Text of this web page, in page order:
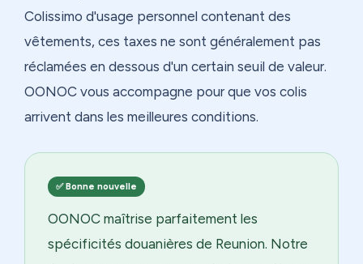
Colissimo d'usage personnel contenant des
vêtements, ces taxes ne sont généralement pas
réclamées en dessous d'un certain seuil de valeur.
OONOC vous accompagne pour que vos colis
arrivent dans les meilleures conditions.
✅ Bonne nouvelle
OONOC maîtrise parfaitement les
spécificités douanières de Reunion. Notre